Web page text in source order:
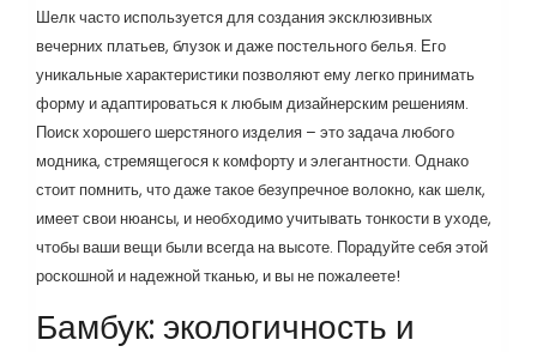
Шелк часто используется для создания эксклюзивных
вечерних платьев, блузок и даже постельного белья. Его
уникальные характеристики позволяют ему легко принимать
форму и адаптироваться к любым дизайнерским решениям.
Поиск хорошего шерстяного изделия – это задача любого
модника, стремящегося к комфорту и элегантности. Однако
стоит помнить, что даже такое безупречное волокно, как шелк,
имеет свои нюансы, и необходимо учитывать тонкости в уходе,
чтобы ваши вещи были всегда на высоте. Порадуйте себя этой
роскошной и надежной тканью, и вы не пожалеете!
Бамбук: экологичность и